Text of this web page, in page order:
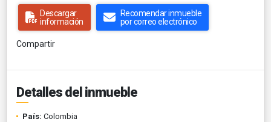
Descargar
información
Recomendar inmueble
por correo electrónico
Compartir
Detalles del inmueble
País: Colombia